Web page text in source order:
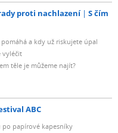
proti nachlazení
S čím
a kdy už riskujete úpal
vyléčit
těle je můžeme najít?
ABC
po papírové kapesníky